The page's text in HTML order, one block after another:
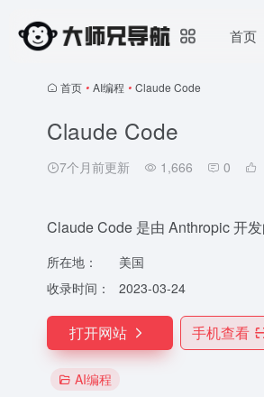
首页
首页 • AI编程 • Claude Code
Claude Code
7个月前更新 1,666 0
Claude Code 是由 Anthropic 开
所在地：
美国
收录时间：
2023-03-24
打开网站 手机查看
AI编程